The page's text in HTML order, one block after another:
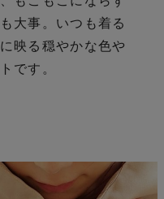
大事。 いつも着る
映る穏やかな色や
です。